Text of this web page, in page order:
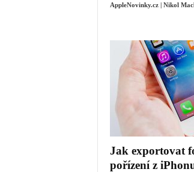
AppleNovinky.cz | Nikol
Jak exportovat
pořízení z